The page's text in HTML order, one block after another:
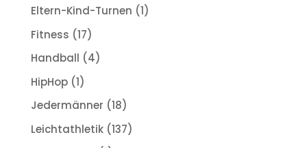
Eltern-Kind-Turnen (1)
Fitness (17)
Handball (4)
HipHop(1)
Jedermänner (18)
Leichtathletik(137)